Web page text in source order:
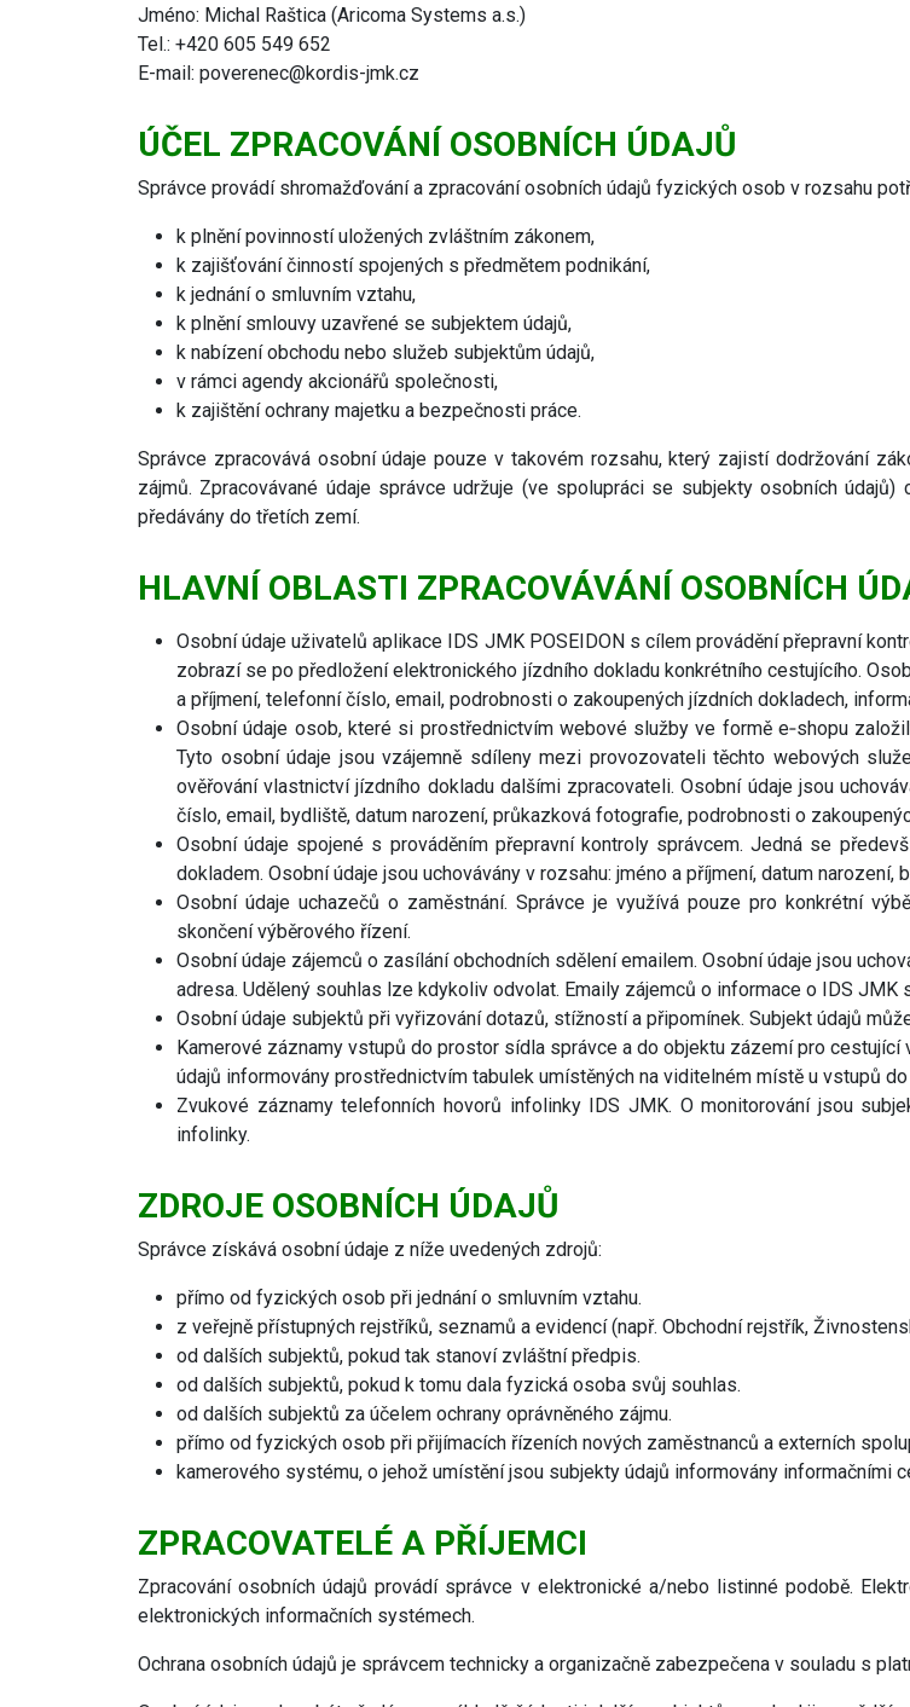
Jméno: Michal Raštica (Aricoma Systems a.s.)
Tel.: +420 605 549 652
E-mail: poverenec@kordis-jmk.cz
ÚČEL ZPRACOVÁNÍ OSOBNÍCH ÚDAJŮ
Správce provádí shromažďování a zpracování osobních údajů fyzických osob v rozsahu
k plnění povinností uložených zvláštním zákonem,
k zajišťování činností spojených s předmětem podnikání,
k jednání o smluvním vztahu,
k plnění smlouvy uzavřené se subjektem údajů,
k nabízení obchodu nebo služeb subjektům údajů,
v rámci agendy akcionářů společnosti,
k zajištění ochrany majetku a bezpečnosti práce.
Správce zpracovává osobní údaje pouze v takovém rozsahu, který zajistí dodržování
zájmů. Zpracovávané údaje správce udržuje (ve spolupráci se subjekty osobních
předávány do třetích zemí.
HLAVNÍ OBLASTI ZPRACOVÁVÁNÍ OSOBNÍCH
Osobní údaje uživatelů aplikace IDS JMK POSEIDON s cílem provádění přepravní
zobrazí se po předložení elektronického jízdního dokladu konkrétního cestujícího.
a příjmení, telefonní číslo, email, podrobnosti o zakoupených jízdních dokladech,
Osobní údaje osob, které si prostřednictvím webové služby ve formě e‐shopu
Tyto osobní údaje jsou vzájemně sdíleny mezi provozovateli těchto webových
ověřování vlastnictví jízdního dokladu dalšími zpracovateli. Osobní údaje jsou
číslo, email, bydliště, datum narození, průkazková fotografie, podrobnosti o
Osobní údaje spojené s prováděním přepravní kontroly správcem. Jedná se
dokladem. Osobní údaje jsou uchovávány v rozsahu: jméno a příjmení, datum
Osobní údaje uchazečů o zaměstnání. Správce je využívá pouze pro konkrétní
skončení výběrového řízení.
Osobní údaje zájemců o zasílání obchodních sdělení emailem. Osobní údaje jsou
adresa. Udělený souhlas lze kdykoliv odvolat. Emaily zájemců o informace o IDS JMK
Osobní údaje subjektů při vyřizování dotazů, stížností a připomínek. Subjekt údajů
Kamerové záznamy vstupů do prostor sídla správce a do objektu zázemí pro
údajů informovány prostřednictvím tabulek umístěných na viditelném místě u vstupů
Zvukové záznamy telefonních hovorů infolinky IDS JMK. O monitorování jsou
infolinky.
ZDROJE OSOBNÍCH ÚDAJŮ
Správce získává osobní údaje z níže uvedených zdrojů:
přímo od fyzických osob při jednání o smluvním vztahu.
z veřejně přístupných rejstříků, seznamů a evidencí (např. Obchodní rejstřík,
od dalších subjektů, pokud tak stanoví zvláštní předpis.
od dalších subjektů, pokud k tomu dala fyzická osoba svůj souhlas.
od dalších subjektů za účelem ochrany oprávněného zájmu.
přímo od fyzických osob při přijímacích řízeních nových zaměstnanců a externích
kamerového systému, o jehož umístění jsou subjekty údajů informovány informačními
ZPRACOVATELÉ A PŘÍJEMCI
Zpracování osobních údajů provádí správce v elektronické a/nebo listinné podobě.
elektronických informačních systémech.
Ochrana osobních údajů je správcem technicky a organizačně zabezpečena v souladu s